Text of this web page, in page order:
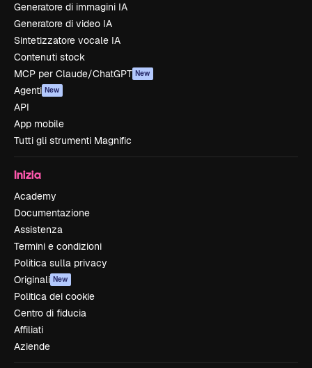
Generatore di immagini IA
Generatore di video IA
Sintetizzatore vocale IA
Contenuti stock
MCP per Claude/ChatGPT New
Agenti New
API
App mobile
Tutti gli strumenti Magnific
Inizia
Academy
Documentazione
Assistenza
Termini e condizioni
Politica sulla privacy
Originali New
Politica dei cookie
Centro di fiducia
Affiliati
Aziende